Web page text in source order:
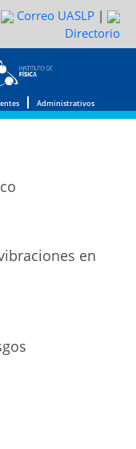
Correo UASLP |
Directorio
Administrativos
en